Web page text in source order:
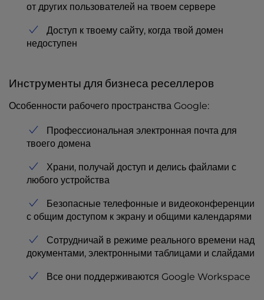
от других пользователей на твоем сервере
Доступ к твоему сайту, когда твой домен
недоступен
Инструменты для бизнеса реселлеров
Особенности рабочего пространства Google:
Профессиональная электронная почта для
твоего домена
Храни, получай доступ и делись файлами с
любого устройства
Безопасные телефонные и видеоконференции
с общим доступом к экрану и общими календарями
Сотрудничай в режиме реального времени над
документами, электронными таблицами и слайдами
Все они поддерживаются Google Workspace